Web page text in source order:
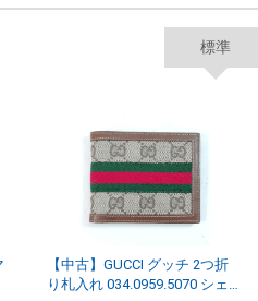
標準
【中古】GUCCI グッチ 2つ折
り札入れ 034.0959.5070 シェ